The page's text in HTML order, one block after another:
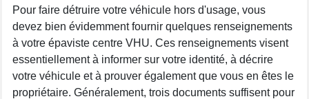
Pour faire détruire votre véhicule hors d'usage, vous
devez bien évidemment fournir quelques renseignements
à votre épaviste centre VHU. Ces renseignements visent
essentiellement à informer sur votre identité, à décrire
votre véhicule et à prouver également que vous en êtes le
propriétaire. Généralement, trois documents suffisent pour